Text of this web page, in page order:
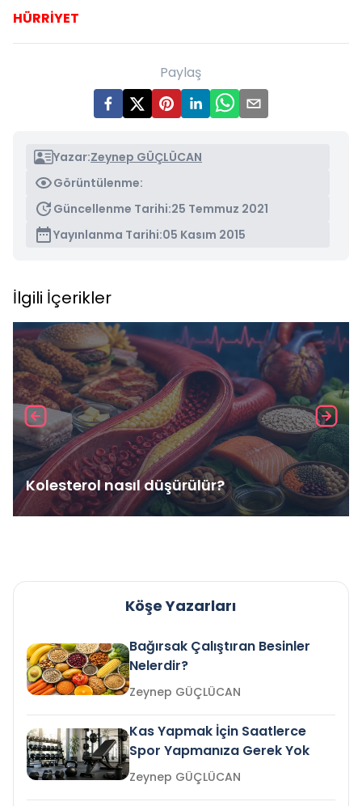
HÜRRİYET
Paylaş
Yazar:Zeynep GÜÇLÜCAN
Görüntülenme:
Güncellenme Tarihi:25 Temmuz 2021
Yayınlanma Tarihi:05 Kasım 2015
İlgili İçerikler
Kolesterol nasıl düşürülür?
Köşe Yazarları
Bağırsak Çalıştıran Besinler
Nelerdir?
Zeynep GÜÇLÜCAN
Kas Yapmak İçin Saatlerce
Spor Yapmanıza Gerek Yok
Zeynep GÜÇLÜCAN